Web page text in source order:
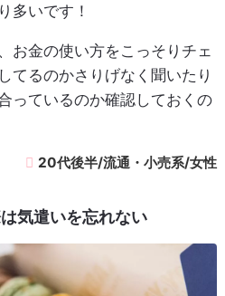
多いです！
お金の使い方をこっそりチェ
てるのかさりげなく聞いたり
っているのか確認しておくの
20代後半/流通・小売系/女性
気遣いを忘れない